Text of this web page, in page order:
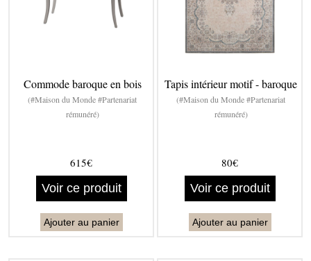
Commode baroque en bois
(#Maison du Monde #Partenariat
rémunéré)
615€
Voir ce produit
Ajouter au panier
Tapis intérieur motif - baroque
(#Maison du Monde #Partenariat
rémunéré)
80€
Voir ce produit
Ajouter au panier